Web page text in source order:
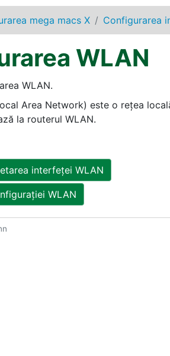
mega macs X Configurarea
WLAN
WLAN.
Area Network) este o rețea
la routerul WLAN.
interfeței WLAN
WLAN